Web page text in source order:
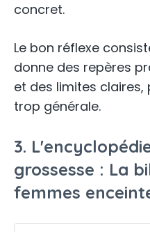
concret.
Le bon réflexe
donne des repères
et des limites claires,
trop générale.
3.
grossesse : La
femmes